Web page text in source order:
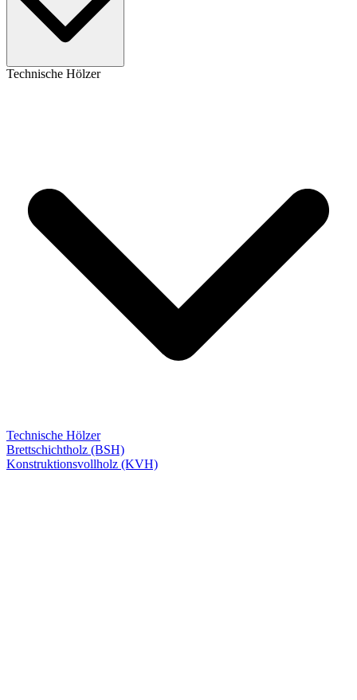
Technische Hölzer
Technische Hölzer
Brettschichtholz (BSH)
Konstruktionsvollholz (KVH)